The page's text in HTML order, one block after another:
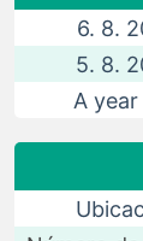
6. 8.
5. 8.
A